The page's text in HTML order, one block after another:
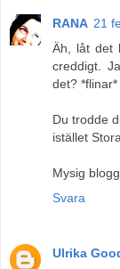
RANA 21
Äh, låt det
creddigt.
det? *flinar*
Du trodde
istället
Mysig
Svara
Ulrika